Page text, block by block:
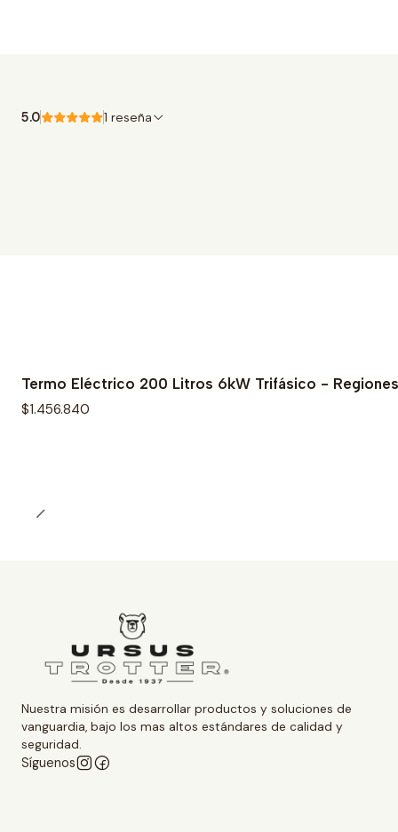
5.0 1 reseña
Termo Eléctrico 200 Litros 6kW Trifásico - Regiones
$1.456.840
Nuestra misión es desarrollar productos y soluciones de
vanguardia, bajo los mas altos estándares de calidad y
seguridad.
Síguenos